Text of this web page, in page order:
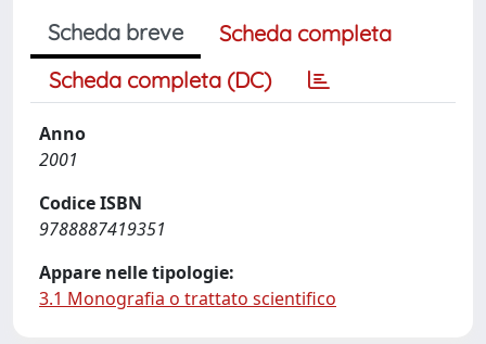
Scheda breve
Scheda completa
Scheda completa (DC)
Anno
2001
Codice ISBN
9788887419351
Appare nelle tipologie:
3.1 Monografia o trattato scientifico